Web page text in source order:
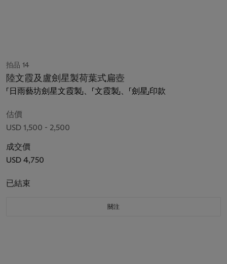
拍品 14
陸文霞及盧劍星製荷葉式扁壺
「日雨藝坊劍星文霞製」、「文霞製」、「劍星」印款
估價
USD 1,500 - 2,500
成交價
USD 4,750
已結束
關注